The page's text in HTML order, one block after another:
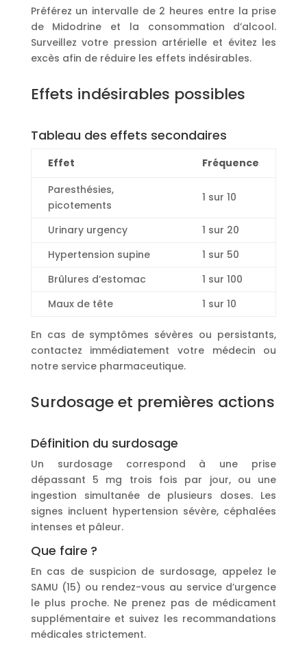
Préférez un intervalle de 2 heures entre la prise
de Midodrine et la consommation d’alcool.
Surveillez votre pression artérielle et évitez les
excès afin de réduire les effets indésirables.
Effets indésirables possibles
Tableau des effets secondaires
Effet
Fréquence
Paresthésies,
picotements
1 sur 10
Urinary urgency
1 sur 20
Hypertension supine
1 sur 50
Brûlures d’estomac
1 sur 100
Maux de tête
1 sur 10
En cas de symptômes sévères ou persistants,
contactez immédiatement votre médecin ou
notre service pharmaceutique.
Surdosage et premières actions
Définition du surdosage
Un surdosage correspond à une prise
dépassant 5 mg trois fois par jour, ou une
ingestion simultanée de plusieurs doses. Les
signes incluent hypertension sévère, céphalées
intenses et pâleur.
Que faire ?
En cas de suspicion de surdosage, appelez le
SAMU (15) ou rendez-vous au service d’urgence
le plus proche. Ne prenez pas de médicament
supplémentaire et suivez les recommandations
médicales strictement.